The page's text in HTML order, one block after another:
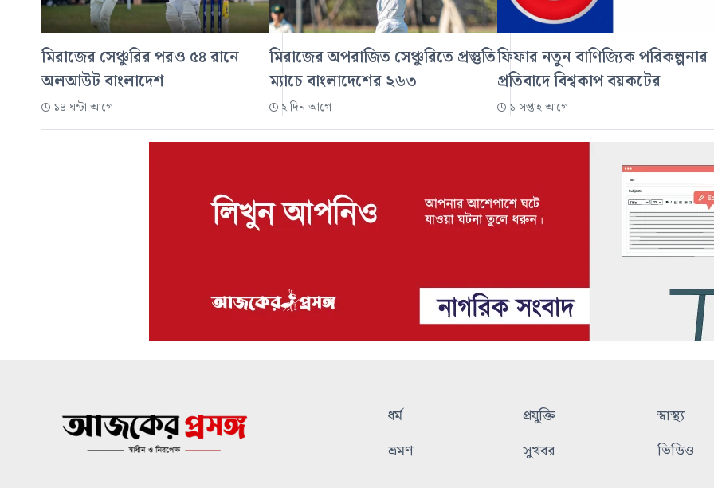
মিরাজের সেঞ্চুরির পরও ৫৪ রানে
অলআউট বাংলাদেশ
১৪ ঘন্টা আগে
মিরাজের অপরাজিত সেঞ্চুরিতে প্রস্তুতি
ম্যাচে বাংলাদেশের ২৬৩
২ দিন আগে
ফিফার নতুন বাণিজ্যিক পরিকল্পনার
প্রতিবাদে বিশ্বকাপ বয়কটের
১ সপ্তাহ আগে
ধর্ম প্রযুক্তি
স্বাস্থ্য
ভ্রমণ
সুখবর ভিডিও